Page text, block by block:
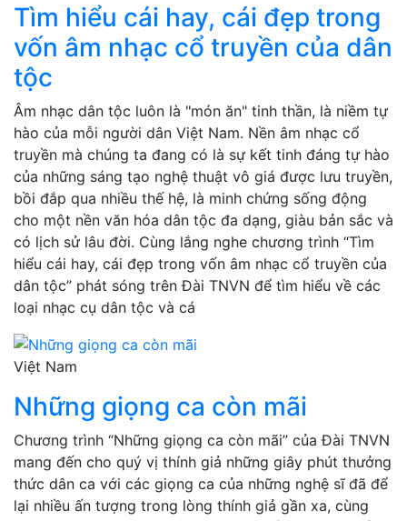
Tìm hiểu cái hay, cái đẹp trong
vốn âm nhạc cổ truyền của dân
tộc
Âm nhạc dân tộc luôn là "món ăn" tinh thần, là niềm tự
hào của mỗi người dân Việt Nam. Nền âm nhạc cổ
truyền mà chúng ta đang có là sự kết tinh đáng tự hào
của những sáng tạo nghệ thuật vô giá được lưu truyền,
bồi đắp qua nhiều thế hệ, là minh chứng sống động
cho một nền văn hóa dân tộc đa dạng, giàu bản sắc và
có lịch sử lâu đời. Cùng lắng nghe chương trình “Tìm
hiểu cái hay, cái đẹp trong vốn âm nhạc cổ truyền của
dân tộc” phát sóng trên Đài TNVN để tìm hiểu về các
loại nhạc cụ dân tộc và cá
Việt Nam
Những giọng ca còn mãi
Chương trình “Những giọng ca còn mãi” của Đài TNVN
mang đến cho quý vị thính giả những giây phút thưởng
thức dân ca với các giọng ca của những nghệ sĩ đã để
lại nhiều ấn tượng trong lòng thính giả gần xa, cùng